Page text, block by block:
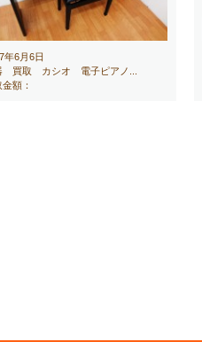
年6月6日
買取 カシオ 電子ピアノ...
額：